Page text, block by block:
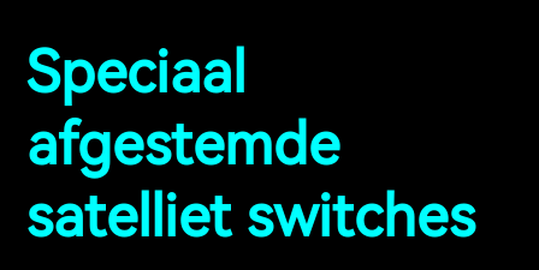
Speciaal
afgestemde
satelliet switches